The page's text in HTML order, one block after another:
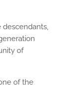
descendants,
of
of the